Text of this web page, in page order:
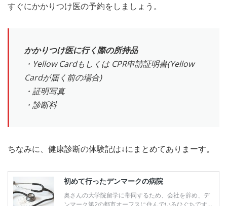
すぐにかかりつけ医の予約をしましょう。
かかりつけ医に行く際の所持品
・Yellow Cardもしくは CPR申請証明書(Yellow
Cardが届く前の場合)
・証明写真
・診断料
ちなみに、健康診断の体験記は↓にまとめてありまーす。